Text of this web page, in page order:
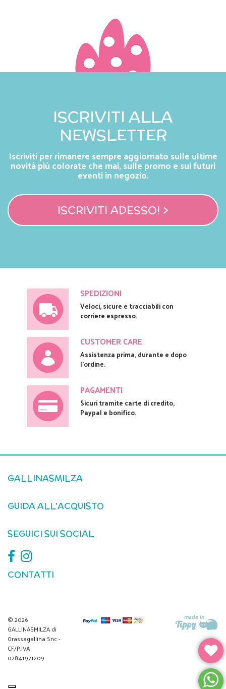
ISCRIVITI ALLA
NEWSLETTER
Iscriviti per rimanere sempre aggiornato sulle ultime
novità più colorate che mai, sulle promo e sui futuri
eventi in negozio.
ISCRIVITI ADESSO! >
SPEDIZIONI
Veloci, sicure e tracciabili con
corriere espresso.
CUSTOMER CARE
Assistenza prima, durante e dopo
l'ordine.
PAGAMENTI
Sicuri tramite carte di credito,
Paypal e bonifico.
GALLINASMILZA
GUIDA ALL'ACQUISTO
SEGUICI SUI SOCIAL
CONTATTI
© 2026
GALLINASMILZA di
Grassagallina Snc -
CF/P.IVA
02841971209